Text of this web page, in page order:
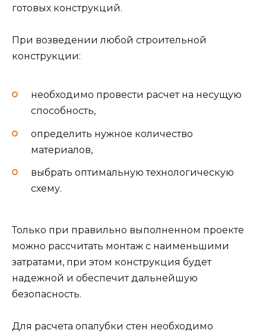
готовых конструкций.
При возведении любой строительной
конструкции:
необходимо провести расчет на несущую
способность,
определить нужное количество
материалов,
выбрать оптимальную технологическую
схему.
Только при правильно выполненном проекте
можно рассчитать монтаж с наименьшими
затратами, при этом конструкция будет
надежной и обеспечит дальнейшую
безопасность.
Для расчета опалубки стен необходимо